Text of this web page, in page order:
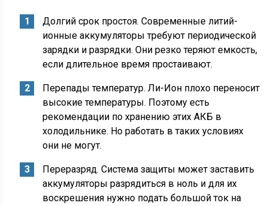
Долгий срок простоя. Современные литий-
ионные аккумуляторы требуют периодической
зарядки и разрядки. Они резко теряют емкость,
если длительное время простаивают.
Перепады температур. Ли-Ион плохо переносит
высокие температуры. Поэтому есть
рекомендации по хранению этих АКБ в
холодильнике. Но работать в таких условиях
они не могут.
Переразряд. Система защиты может заставить
аккумуляторы разрядиться в ноль и для их
воскрешения нужно подать большой ток на